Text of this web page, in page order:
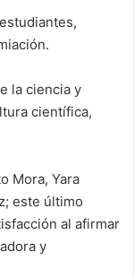
la ciencia y
científica,
Mora, Yara
este último
al afirmar
y